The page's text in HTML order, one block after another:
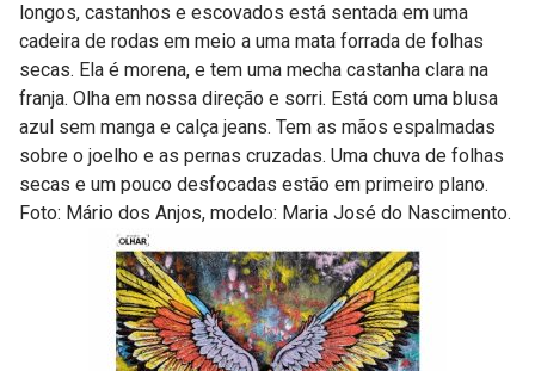
longos, castanhos e escovados está sentada em uma
cadeira de rodas em meio a uma mata forrada de folhas
secas. Ela é morena, e tem uma mecha castanha clara na
franja. Olha em nossa direção e sorri. Está com uma blusa
azul sem manga e calça jeans. Tem as mãos espalmadas
sobre o joelho e as pernas cruzadas. Uma chuva de folhas
secas e um pouco desfocadas estão em primeiro plano.
Foto: Mário dos Anjos, modelo: Maria José do Nascimento.